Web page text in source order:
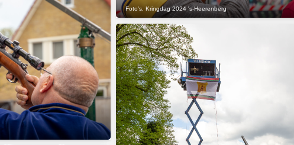
Foto's, Kringdag 2024 's-Heerenberg